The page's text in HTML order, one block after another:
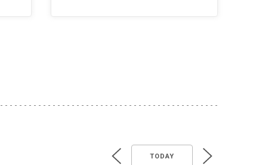
TODAY